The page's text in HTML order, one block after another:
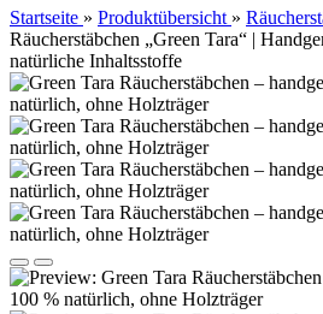
Startseite » Produktübersicht »
Räucherstäbchen „Green Tara“ |
natürliche Inhaltsstoffe